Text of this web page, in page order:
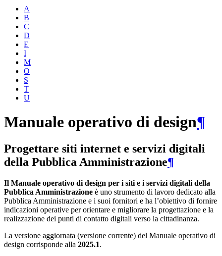
A
B
C
D
E
I
M
O
S
T
U
Manuale operativo di design¶
Progettare siti internet e servizi digitali
della Pubblica Amministrazione¶
Il Manuale operativo di design per i siti e i servizi digitali della
Pubblica Amministrazione è uno strumento di lavoro dedicato alla
Pubblica Amministrazione e i suoi fornitori e ha l’obiettivo di fornire
indicazioni operative per orientare e migliorare la progettazione e la
realizzazione dei punti di contatto digitali verso la cittadinanza.
La versione aggiornata (versione corrente) del Manuale operativo di
design corrisponde alla 2025.1.